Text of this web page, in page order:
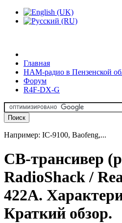
Главная
HAM-радио в Пензенской
Форум
R4F-DX-G
Например: IC-9100, Baofeng,...
CB-трансивер
RadioShack /
422A.
Краткий обзор.